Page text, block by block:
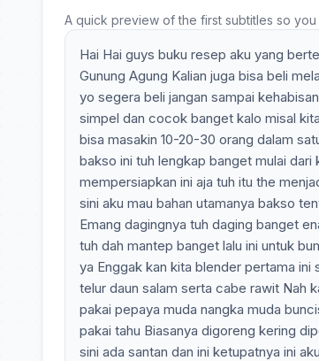
A quick preview of the first subtitles so
Hai Hai guys buku resep aku yang
Gunung Agung Kalian juga bisa beli
yo segera beli jangan sampai
simpel dan cocok banget kalo misal
bisa masakin 10-20-30 orang dalam
bakso ini tuh lengkap banget mulai
mempersiapkan ini aja tuh itu the
sini aku mau bahan utamanya bakso
Emang dagingnya tuh daging banget
tuh dah mantep banget lalu ini untuk
ya Enggak kan kita blender pertama ini
telur daun salam serta cabe rawit Nah
pakai pepaya muda nangka muda
pakai tahu Biasanya digoreng kering
sini ada santan dan ini ketupatnya ini